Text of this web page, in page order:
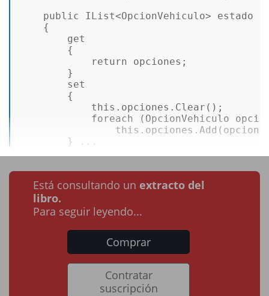
public IList<OpcionVehiculo> estado
{
get
{
return opciones;
}
set
{
this .opciones.Clear();
foreach (OpcionVehiculo
this
} ...
Está consultando un extracto del
libro.
Para seguir leyendo...
Comprar
Contratar
suscripción